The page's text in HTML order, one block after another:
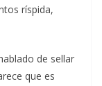
ríspida,
de sellar
que es